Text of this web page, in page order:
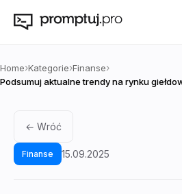
Home›Kategorie›Finanse›
Podsumuj aktualne trendy na rynku
← Wróć
Finanse 15.09.2025